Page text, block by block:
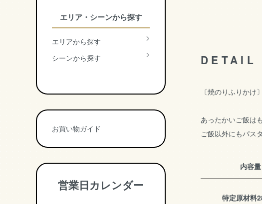
DETAIL
〔焼のりふりかけ〕
あったかいご飯は
ご飯以外にもパス
内容量
特定原材料
エリア・シーンから探す
エリアから探す
シーンから探す
お買い物ガイド
営業日カレンダー